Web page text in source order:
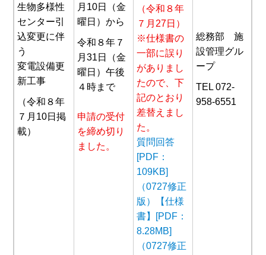
生物多様性
センター引
込変更に伴
う
変電設備更
新工事
（令和８年
７月10日掲
載）
月10日（金
曜日）から
令和８年７
月31日（金
曜日）午後
４時まで
申請の受付
を締め切り
ました。
（令和８年
７月27日）
※仕様書の
一部に誤り
がありまし
たので、下
記のとおり
差替えまし
た。
質問回答
[PDF：
109KB]
（0727修正
版）【仕様
書】[PDF：
8.28MB]
（0727修正
総務部 施
設管理グル
ープ
TEL 072-
958-6551